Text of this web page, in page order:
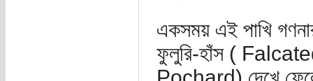
একসময় এই পাখি
ফুলুরি-হাঁস (